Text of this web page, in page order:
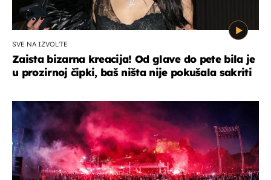
SVE NA IZVOL'TE
Zaista bizarna kreacija! Od glave do pete bila je
u prozirnoj čipki, baš ništa nije pokušala sakriti